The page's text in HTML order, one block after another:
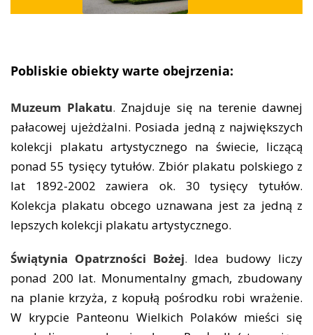
Pobliskie obiekty warte obejrzenia:
Muzeum Plakatu. Znajduje się na terenie dawnej
pałacowej ujeżdżalni. Posiada jedną z największych
kolekcji plakatu artystycznego na świecie, liczącą
ponad 55 tysięcy tytułów. Zbiór plakatu polskiego z
lat 1892-2002 zawiera ok. 30 tysięcy tytułów.
Kolekcja plakatu obcego uznawana jest za jedną z
lepszych kolekcji plakatu artystycznego.
Świątynia Opatrzności Bożej. Idea budowy liczy
ponad 200 lat. Monumentalny gmach, zbudowany
na planie krzyża, z kopułą pośrodku robi wrażenie.
W krypcie Panteonu Wielkich Polaków mieści się